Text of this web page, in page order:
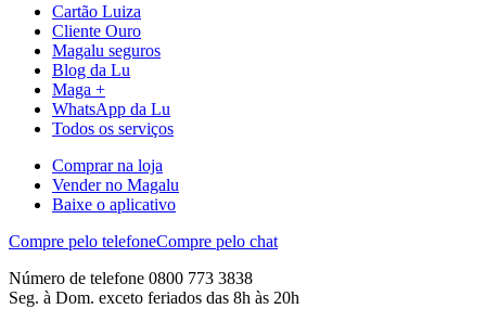
Cartão Luiza
Cliente Ouro
Magalu seguros
Blog da Lu
Maga +
WhatsApp da Lu
Todos os serviços
Comprar na loja
Vender no Magalu
Baixe o aplicativo
Compre pelo telefoneCompre pelo chat
Número de telefone 0800 773 3838
Seg. à Dom. exceto feriados das 8h às 20h